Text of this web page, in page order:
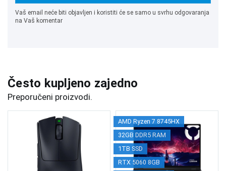
Vaš email neće biti objavljen i koristiti će se samo u svrhu odgovaranja
na Vaš komentar
Često kupljeno zajedno
Preporučeni proizvodi.
AMD Ryzen 7 8745HX
32GB DDR5 RAM
1TB SSD
RTX 5060 8GB